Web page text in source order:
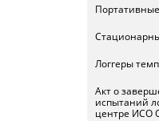
Логгеры
Акт о
испытаний
центре ИСО